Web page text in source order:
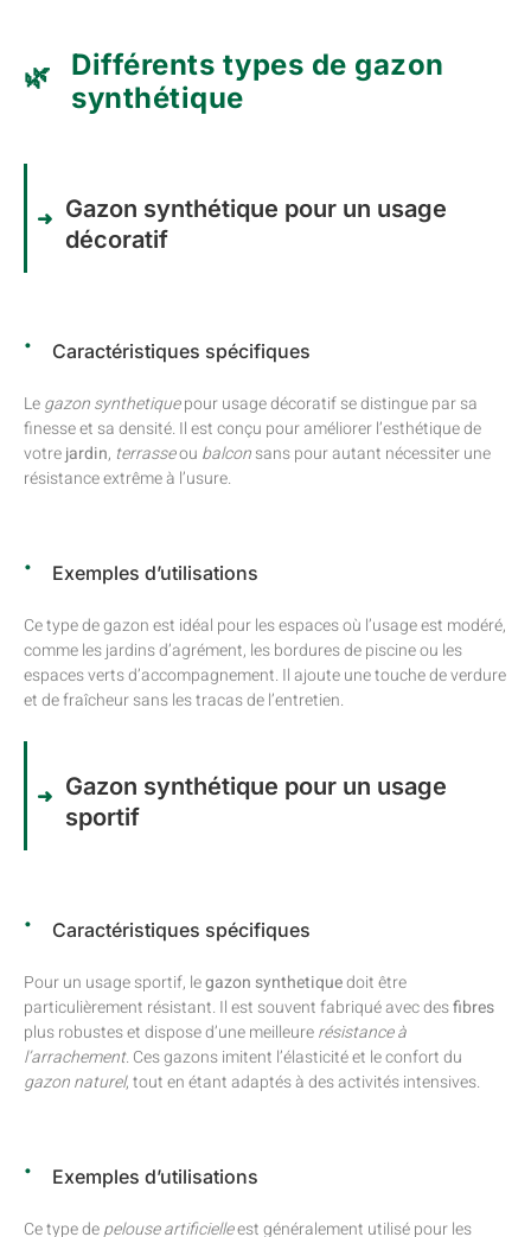
Différents types de gazon
synthétique
Gazon synthétique pour un usage
décoratif
Caractéristiques spécifiques
Legazon synthetiquepour usage décoratif se distingue par sa
finesse et sa densité. Il est conçu pour améliorer l’esthétique de
votrejardin, terrasseou balconsans pour autant nécessiter une
résistance extrême à l’usure.
Exemples d’utilisations
Ce type de gazon est idéal pour les espaces où l’usage est modéré,
comme les jardins d’agrément, les bordures de piscine ou les
espaces verts d’accompagnement. Il ajoute une touche de verdure
et de fraîcheur sans les tracas de l’entretien.
Gazon synthétique pour un usage
sportif
Caractéristiques spécifiques
Pour un usage sportif, legazon synthetiquedoit être
particulièrement résistant. Il est souvent fabriqué avec desfibres
plus robustes et dispose d’une meilleurerésistance à
l’arrachement. Ces gazons imitent l’élasticité et le confort du
gazon naturel, tout en étant adaptés à des activités intensives.
Exemples d’utilisations
Ce type depelouse artificielleest généralement utilisé pour les